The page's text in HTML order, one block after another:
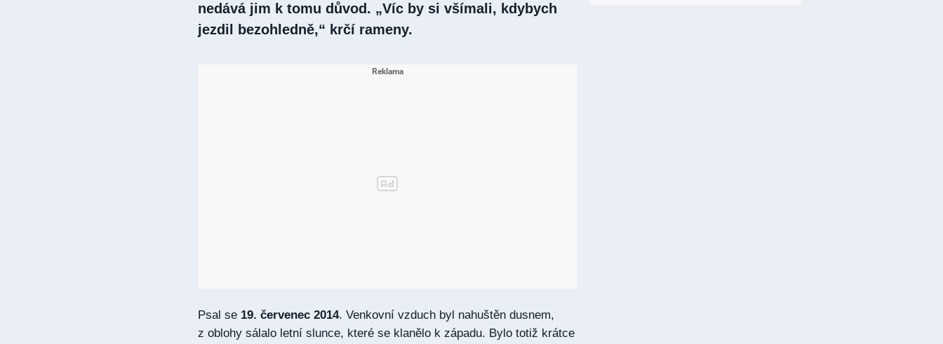
nedává jim k tomu důvod. „Víc by si všímali, kdybych
jezdil bezohledně,“ krčí rameny.
Psal se 19. červenec 2014. Venkovní vzduch byl nahuštěn dusnem,
z oblohy sálalo letní slunce, které se klanělo k západu. Bylo totiž krátce